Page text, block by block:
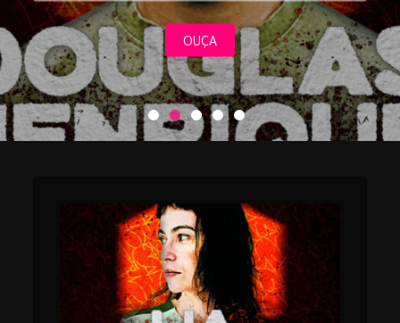
OUÇA